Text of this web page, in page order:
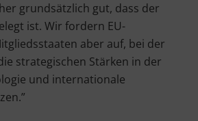
grundsätzlich gut, dass der
ist. Wir fordern EU-
aber auf, bei der
strategischen Stärken in der
und internationale